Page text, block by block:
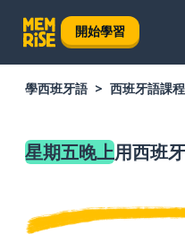
開始學習
學西班牙語 西班牙語課程
星期五晚上用西班